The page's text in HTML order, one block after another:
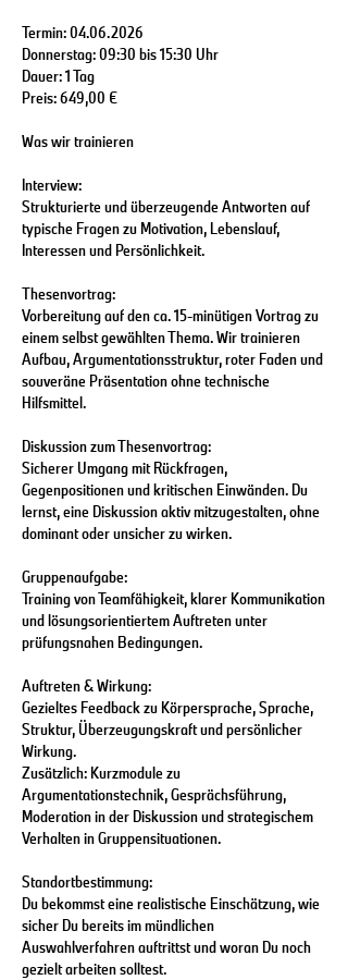
Termin: 04.06.2026
Donnerstag: 09:30 bis 15:30 Uhr
Dauer: 1 Tag
Preis: 649,00 €
Was wir trainieren
Interview:
Strukturierte und überzeugende Antworten auf
typische Fragen zu Motivation, Lebenslauf,
Interessen und Persönlichkeit.
Thesenvortrag:
Vorbereitung auf den ca. 15-minütigen Vortrag zu
einem selbst gewählten Thema. Wir trainieren
Aufbau, Argumentationsstruktur, roter Faden und
souveräne Präsentation ohne technische
Hilfsmittel.
Diskussion zum Thesenvortrag:
Sicherer Umgang mit Rückfragen,
Gegenpositionen und kritischen Einwänden. Du
lernst, eine Diskussion aktiv mitzugestalten, ohne
dominant oder unsicher zu wirken.
Gruppenaufgabe:
Training von Teamfähigkeit, klarer Kommunikation
und lösungsorientiertem Auftreten unter
prüfungsnahen Bedingungen.
Auftreten & Wirkung:
Gezieltes Feedback zu Körpersprache, Sprache,
Struktur, Überzeugungskraft und persönlicher
Wirkung.
Zusätzlich: Kurzmodule zu
Argumentationstechnik, Gesprächsführung,
Moderation in der Diskussion und strategischem
Verhalten in Gruppensituationen.
Standortbestimmung:
Du bekommst eine realistische Einschätzung, wie
sicher Du bereits im mündlichen
Auswahlverfahren auftrittst und woran Du noch
gezielt arbeiten solltest.